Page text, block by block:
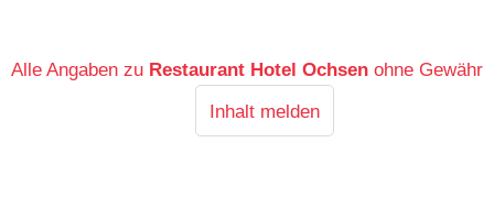
Alle Angaben zu Restaurant Hotel Ochsen ohne Gewähr
Inhalt melden